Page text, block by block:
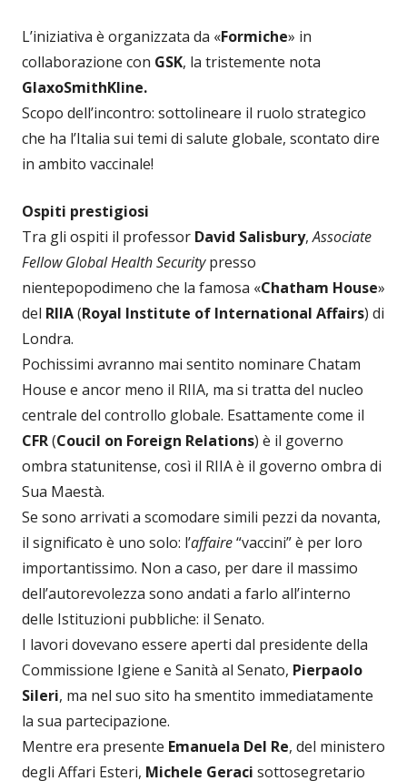
L’iniziativa è organizzata da «Formiche» in
collaborazione con GSK, la tristemente nota
GlaxoSmithKline.
Scopo dell’incontro: sottolineare il ruolo strategico
che ha l’Italia sui temi di salute globale, scontato dire
in ambito vaccinale!
Ospiti prestigiosi
Tra gli ospiti il professor David Salisbury,Associate
Fellow Global Health Securitypresso
nientepopodimeno che la famosa «Chatham House»
del RIIA(Royal Institute of International Affairs) di
Londra.
Pochissimi avranno mai sentito nominare Chatam
House e ancor meno il RIIA, ma si tratta del nucleo
centrale del controllo globale. Esattamente come il
CFR(Coucil on Foreign Relations) è il governo
ombra statunitense, così il RIIA è il governo ombra di
Sua Maestà.
Se sono arrivati a scomodare simili pezzi da novanta,
il significato è uno solo: l’affaire“vaccini” è per loro
importantissimo. Non a caso, per dare il massimo
dell’autorevolezza sono andati a farlo all’interno
delle Istituzioni pubbliche: il Senato.
I lavori dovevano essere aperti dal presidente della
Commissione Igiene e Sanità al Senato, Pierpaolo
Sileri, ma nel suo sito ha smentito immediatamente
la sua partecipazione.
Mentre era presente Emanuela Del Re, del ministero
degli Affari Esteri, Michele Geraci sottosegretario